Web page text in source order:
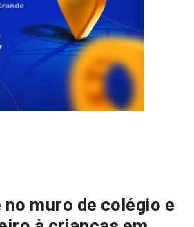
no muro de colégio e